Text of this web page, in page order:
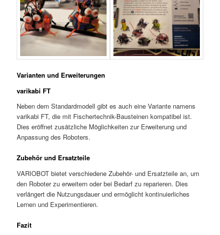
Varianten und Erweiterungen
varikabi FT
Neben dem Standardmodell gibt es auch eine Variante namens
varikabi FT, die mit Fischertechnik-Bausteinen kompatibel ist.
Dies eröffnet zusätzliche Möglichkeiten zur Erweiterung und
Anpassung des Roboters.
Zubehör und Ersatzteile
VARIOBOT bietet verschiedene Zubehör- und Ersatzteile an, um
den Roboter zu erweitern oder bei Bedarf zu reparieren. Dies
verlängert die Nutzungsdauer und ermöglicht kontinuierliches
Lernen und Experimentieren.
Fazit